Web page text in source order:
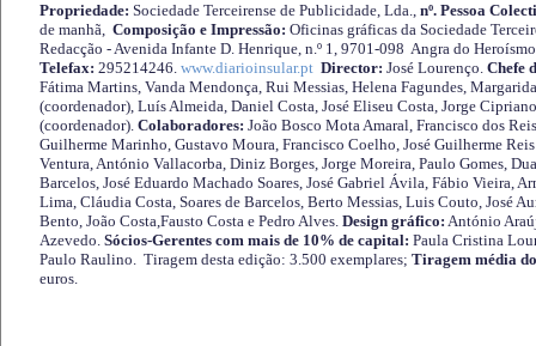
Propriedade: Sociedade Terceirense de Publicidade, Lda., nº. Pessoa
de manhã, Composição e Impressão: Oficinas gráficas da Sociedade
Redacção - Avenida Infante D. Henrique, n.º 1, 9701-098 Angra do
Telefax: 295214246. www.diarioinsular.pt Director: José Lourenço. Chefe
Fátima Martins, Vanda Mendonça, Rui Messias, Helena Fagundes,
(coordenador), Luís Almeida, Daniel Costa, José Eliseu Costa, Jorge
(coordenador). Colaboradores: João Bosco Mota Amaral, Francisco dos
Guilherme Marinho, Gustavo Moura, Francisco Coelho, José Guilherme
Ventura, António Vallacorba, Diniz Borges, Jorge Moreira, Paulo Gomes,
Barcelos, José Eduardo Machado Soares, José Gabriel Ávila, Fábio Vieira,
Lima, Cláudia Costa, Soares de Barcelos, Berto Messias, Luis Couto, José
Bento, João Costa,Fausto Costa e Pedro Alves. Design gráfico: António
Azevedo. Sócios-Gerentes com mais de 10% de capital: Paula Cristina
Paulo Raulino. Tiragem desta edição: 3.500 exemplares; Tiragem média
euros.